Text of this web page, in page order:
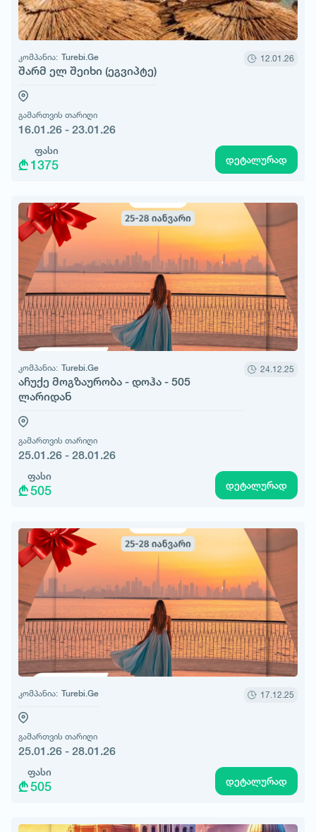
კომპანია: Turebi.Ge
შარმ ელ შეიხი (ეგვიპტე)
12.01.26
გამართვის თარიღი
16.01.26 - 23.01.26
ფასი
1375 დეტალურად
კომპანია: Turebi.Ge
აჩუქე მოგზაურობა - დოჰა - 505
ლარიდან
24.12.25
გამართვის თარიღი
25.01.26 - 28.01.26
ფასი
505 დეტალურად
კომპანია: Turebi.Ge 17.12.25
გამართვის თარიღი
25.01.26 - 28.01.26
ფასი
505 დეტალურად